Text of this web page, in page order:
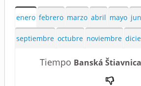
enero febrero marzo abril mayo
septiembre octubre noviembre
Tiempo Banská Štiavnica